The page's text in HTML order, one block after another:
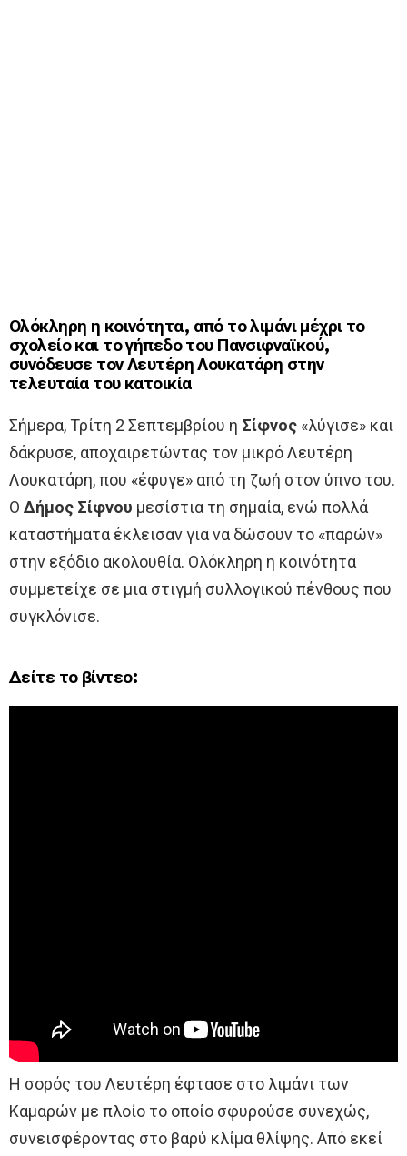
Ολόκληρη η κοινότητα, από το λιμάνι μέχρι το
σχολείο και το γήπεδο του Πανσιφναϊκού,
συνόδευσε τον Λευτέρη Λουκατάρη στην
τελευταία του κατοικία
Σήμερα, Τρίτη 2 Σεπτεμβρίου η Σίφνος «λύγισε» και
δάκρυσε, αποχαιρετώντας τον μικρό Λευτέρη
Λουκατάρη, που «έφυγε» από τη ζωή στον ύπνο του.
Ο Δήμος Σίφνου μεσίστια τη σημαία, ενώ πολλά
καταστήματα έκλεισαν για να δώσουν το «παρών»
στην εξόδιο ακολουθία. Ολόκληρη η κοινότητα
συμμετείχε σε μια στιγμή συλλογικού πένθους που
συγκλόνισε.
Δείτε το βίντεο:
Η σορός του Λευτέρη έφτασε στο λιμάνι των
Καμαρών με πλοίο το οποίο σφυρούσε συνεχώς,
συνεισφέροντας στο βαρύ κλίμα θλίψης. Από εκεί